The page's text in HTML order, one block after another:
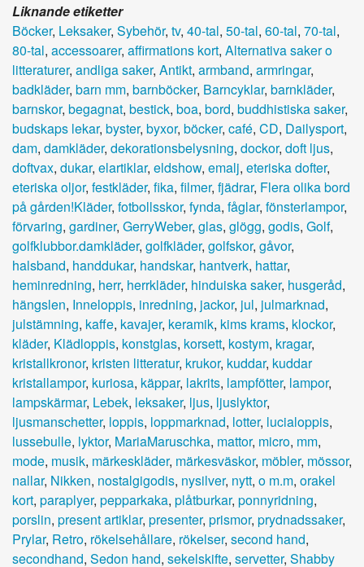
Liknande etiketter
Böcker, Leksaker, Sybehör, tv, 40-tal, 50-tal, 60-tal, 70-tal,
80-tal, accessoarer, affirmations kort, Alternativa saker o
litteraturer, andliga saker, Antikt, armband, armringar,
badkläder, barn mm, barnböcker, Barncyklar, barnkläder,
barnskor, begagnat, bestick, boa, bord, buddhistiska saker,
budskaps lekar, byster, byxor, böcker, café, CD, Dailysport,
dam, damkläder, dekorationsbelysning, dockor, doft ljus,
doftvax, dukar, elartiklar, eldshow, emalj, eteriska dofter,
eteriska oljor, festkläder, fika, filmer, fjädrar, Flera olika bord
på gården!Kläder, fotbollsskor, fynda, fåglar, fönsterlampor,
förvaring, gardiner, GerryWeber, glas, glögg, godis, Golf,
golfklubbor.damkläder, golfkläder, golfskor, gåvor,
halsband, handdukar, handskar, hantverk, hattar,
heminredning, herr, herrkläder, hinduiska saker, husgeråd,
hängslen, Inneloppis, inredning, jackor, jul, julmarknad,
julstämning, kaffe, kavajer, keramik, kims krams, klockor,
kläder, Klädloppis, konstglas, korsett, kostym, kragar,
kristallkronor, kristen litteratur, krukor, kuddar, kuddar
kristallampor, kuriosa, käppar, lakrits, lampfötter, lampor,
lampskärmar, Lebek, leksaker, ljus, ljuslyktor,
ljusmanschetter, loppis, loppmarknad, lotter, lucialoppis,
lussebulle, lyktor, MariaMaruschka, mattor, micro, mm,
mode, musik, märkeskläder, märkesväskor, möbler, mössor,
nallar, Nikken, nostalgigodis, nysilver, nytt, o m.m, orakel
kort, paraplyer, pepparkaka, plåtburkar, ponnyridning,
porslin, present artiklar, presenter, prismor, prydnadssaker,
Prylar, Retro, rökelsehållare, rökelser, second hand,
secondhand, Sedon hand, sekelskifte, servetter, Shabby